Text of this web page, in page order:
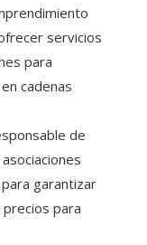
servicios
para
cadenas
de
garantizar
para